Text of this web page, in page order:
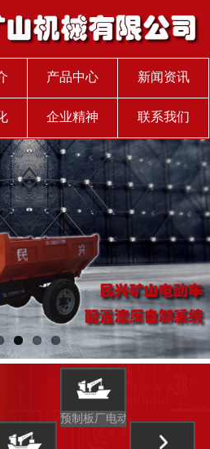
产品中心 新闻资讯
企业精神 联系我们
预制板厂电动车